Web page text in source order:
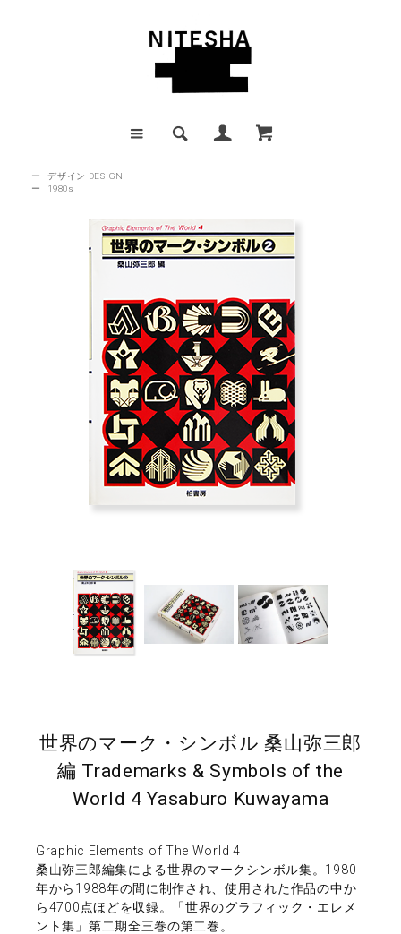
ー
デザイン DESIGN
ー
1980s
世界のマーク・シンボル 桑山弥三郎
編 Trademarks & Symbols of the
World 4 Yasaburo Kuwayama
Graphic Elements of The World 4
桑山弥三郎編集による世界のマークシンボル集。1980
年から1988年の間に制作され、使用された作品の中か
ら4700点ほどを収録。「世界のグラフィック・エレメ
ント集」第二期全三巻の第二巻。